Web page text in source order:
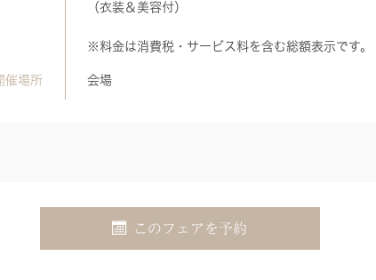
（衣装＆美容付）
※料金は消費税・サービス料を含む総額表示です。
催場所 会場
このフェアを予約